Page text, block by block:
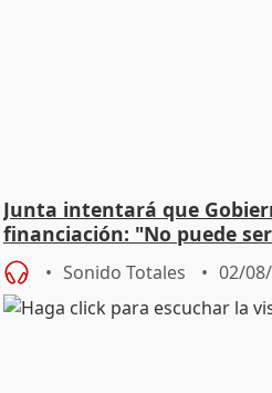
Junta intentará que
financiación: "No puede
Sonido Totales 02/